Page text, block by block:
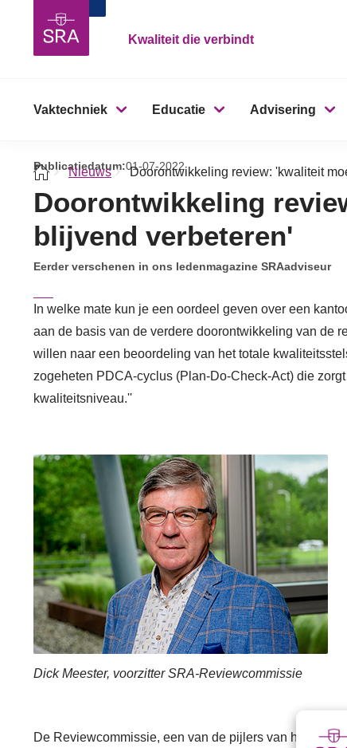
Kwaliteit die verbindt
Vaktechniek Educatie Advisering
Nieuws Doorontwikkeling review: 'kwaliteit
Publicatiedatum:01-07-2022
Doorontwikkeling
blijvend verbeteren'
Eerder verschenen in ons ledenmagazine SRAadviseur
In welke mate kun je een oordeel geven over een
aan de basis van de verdere doorontwikkeling van de
willen naar een beoordeling van het totale
zogeheten PDCA-cyclus (Plan-Do-Check-Act) die
kwaliteitsniveau.''
Dick Meester, voorzitter SRA-Reviewcommissie
De Reviewcommissie, een van de pijlers van het